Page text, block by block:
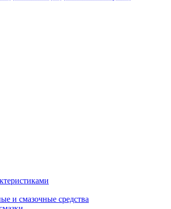
и смазочные средства